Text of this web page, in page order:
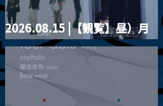
2026.08.15 |【観覧】昼）月
見ルpre.『POLYHEDRON』